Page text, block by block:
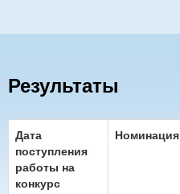
Результаты
Дата
поступления
работы на
конкурс
Номинация